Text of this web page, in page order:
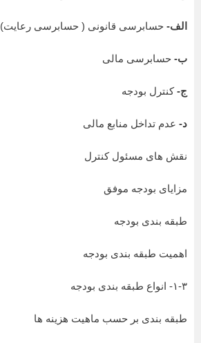
الف- حسابرسی قانونی ( حسابرسی رعایت)
ب- حسابرسی مالی
ج-کنترل بودجه
د- عدم تداخل منابع مالی
نقش های مسئول کنترل
مزایای بودجه موفق
طبقه بندی بودجه
اهمیت طبقه بندی بودجه
۱-۳- انواع طبقه بندی بودجه
طبقه بندی بر حسب ماهیت هزینه ها